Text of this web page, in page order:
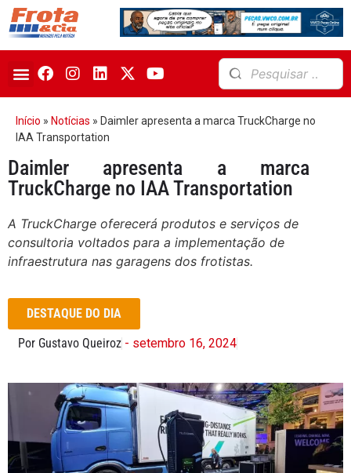
Início » Notícias » Daimler apresenta a marca TruckCharge no
IAA Transportation
Daimler apresenta a marca
TruckCharge no IAA Transportation
A TruckCharge oferecerá produtos e serviços de
consultoria voltados para a implementação de
infraestrutura nas garagens dos frotistas.
DESTAQUE DO DIA
Por Gustavo Queiroz - setembro 16, 2024